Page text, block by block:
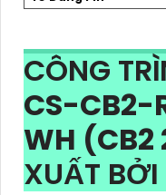
CÔNG
CS-CB2-
WH (CB2
XUẤT